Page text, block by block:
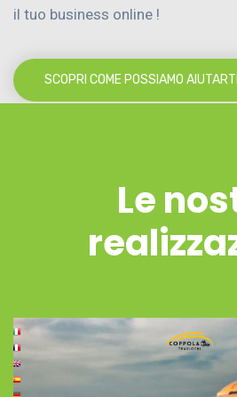
il tuo business online !
SCOPRI COME POSSIAMO AIUTARTI
Le